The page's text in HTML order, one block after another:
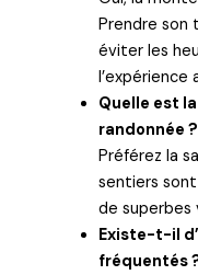
Prendre son
éviter les
l’expérience
Quelle est
randonnée ?
Préférez la
sentiers
de superbes
Existe-t-il
fréquentés